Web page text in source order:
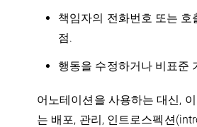
책임자의 전화번호 또는
점.
행동을 수정하거나 비표준
어노테이션을 사용하는 대신,
는 배포, 관리, 인트로스펙션